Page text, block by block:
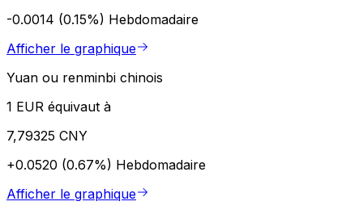
-0.0014 (0.15%) Hebdomadaire
Afficher le graphique
Yuan ou renminbi chinois
1 EUR équivaut à
7,79325 CNY
+0.0520 (0.67%) Hebdomadaire
Afficher le graphique